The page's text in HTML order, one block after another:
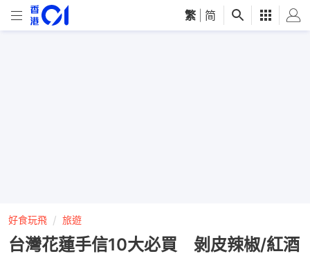
繁 简
好食玩飛 旅遊
台灣花蓮手信10大必買 剝皮辣椒/紅酒